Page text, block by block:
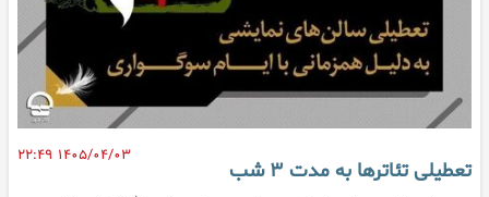
۱۴۰۵/۰۴/۰۳ ۲۲:۴۹
تعطیلی تئاترها به مدت ٣ شب